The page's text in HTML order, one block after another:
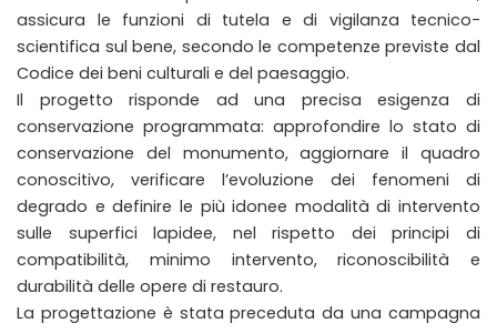
assicura le funzioni di tutela e di vigilanza tecnico-
scientifica sul bene, secondo le competenze previste dal
Codice dei beni culturali e del paesaggio.
Il progetto risponde ad una precisa esigenza di
conservazione programmata: approfondire lo stato di
conservazione del monumento, aggiornare il quadro
conoscitivo, verificare l’evoluzione dei fenomeni di
degrado e definire le più idonee modalità di intervento
sulle superfici lapidee, nel rispetto dei principi di
compatibilità, minimo intervento, riconoscibilità e
durabilità delle opere di restauro.
La progettazione è stata preceduta da una campagna